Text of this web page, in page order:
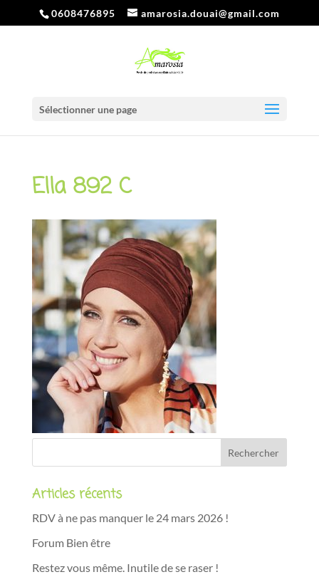
0608476895 amarosia.douai@gmail.com
Sélectionner une page
Ella 892 C
Articles récents
RDV à ne pas manquer le 24 mars 2026 !
Forum Bien être
Restez vous même. Inutile de se raser !